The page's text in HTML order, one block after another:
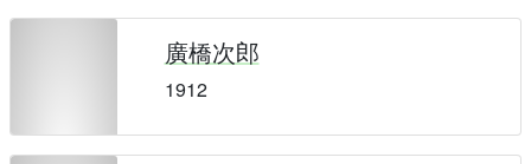
廣橋次郎
1912